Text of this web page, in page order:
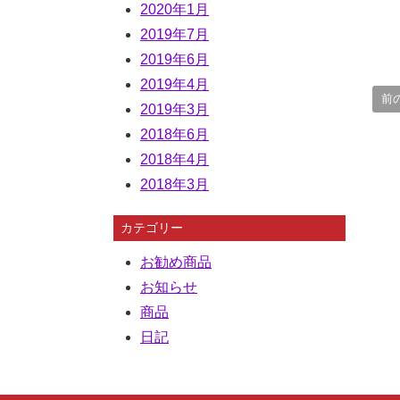
前
2020年1月
2019年7月
2019年6月
2019年4月
2019年3月
2018年6月
2018年4月
2018年3月
カテゴリー
お勧め商品
お知らせ
商品
日記